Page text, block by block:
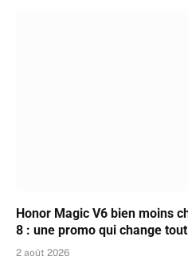
Honor Magic V6 bien moins
8 : une promo qui change tout
2 août 2026